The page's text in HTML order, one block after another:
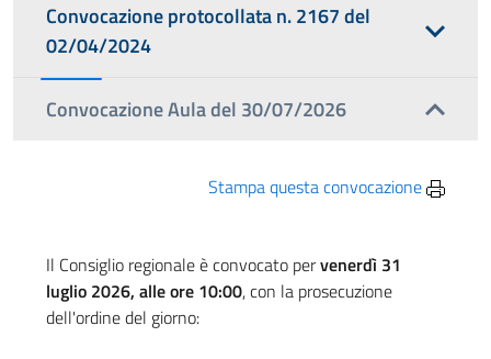
Convocazione protocollata n. 2167 del
02/04/2024
Convocazione Aula del 30/07/2026
Stampa questa convocazione
Il Consiglio regionale è convocato pervenerdì 31
luglio 2026, alle ore 10:00, con la prosecuzione
dell'ordine del giorno: